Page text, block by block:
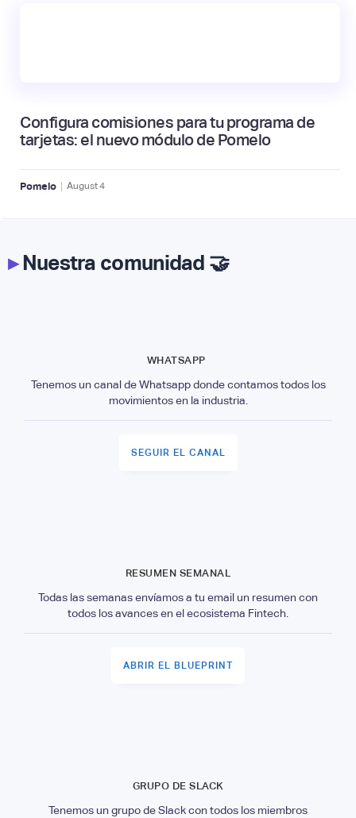
Configura comisiones para tu programa de
tarjetas: el nuevo módulo de Pomelo
Pomelo | August4
▸Nuestra comunidad 🤝
WHATSAPP
Tenemos un canal de Whatsapp donde contamos todos los
movimientos en la industria.
SEGUIR EL CANAL
RESUMEN SEMANAL
Todas las semanas envíamos a tu email un resumen con
todos los avances en el ecosistema Fintech.
ABRIR EL BLUEPRINT
GRUPO DE SLACK
Tenemos un grupo de Slack con todos los miembros